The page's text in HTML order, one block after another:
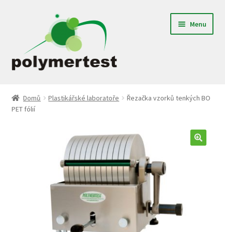
navigaci
webu
Menu
child
Textilní laboratoře
Plastikářské laboratoře
Jednoúčelové zařízení
Domů Plastikářské laboratoře
Řezačka vzorků tenkých BO
PET fólií